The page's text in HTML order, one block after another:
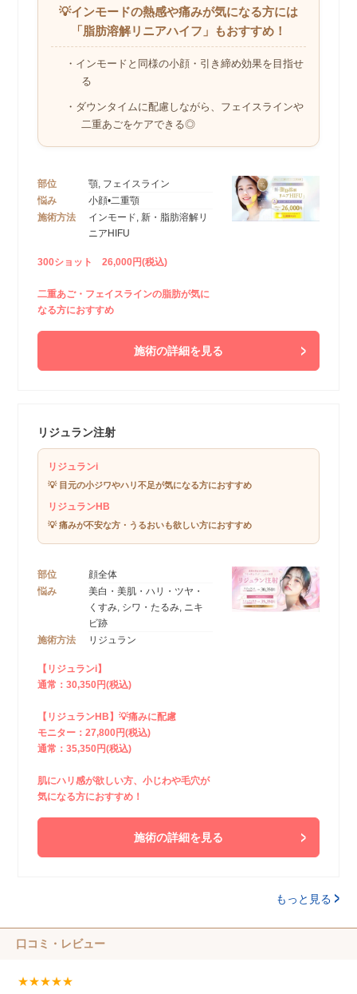
💡インモードの熱感や痛みが気になる方には
「脂肪溶解リニアハイフ」もおすすめ！
・インモードと同様の小顔・引き締め効果を目指せ
る
・ダウンタイムに配慮しながら、フェイスラインや
二重あごをケアできる◎
部位
顎, フェイスライン
悩み
小顔•二重顎
施術方法
インモード, 新・脂肪溶解リ
ニアHIFU
300ショット 26,000円(税込)
二重あご・フェイスラインの脂肪が気に
なる方におすすめ
施術の詳細を見る
リジュラン注射
リジュランi
💡 目元の小ジワやハリ不足が気になる方におすすめ
リジュランHB
💡 痛みが不安な方・うるおいも欲しい方におすすめ
部位
顔全体
悩み
美白・美肌・ハリ・ツヤ・
くすみ, シワ・たるみ, ニキ
ビ跡
施術方法
リジュラン
【リジュランi】
通常：30,350円(税込)
【リジュランHB】💡痛みに配慮
モニター：27,800円(税込)
通常：35,350円(税込)
肌にハリ感が欲しい方、小じわや毛穴が
気になる方におすすめ！
施術の詳細を見る
もっと見る
口コミ・レビュー
★★★★★